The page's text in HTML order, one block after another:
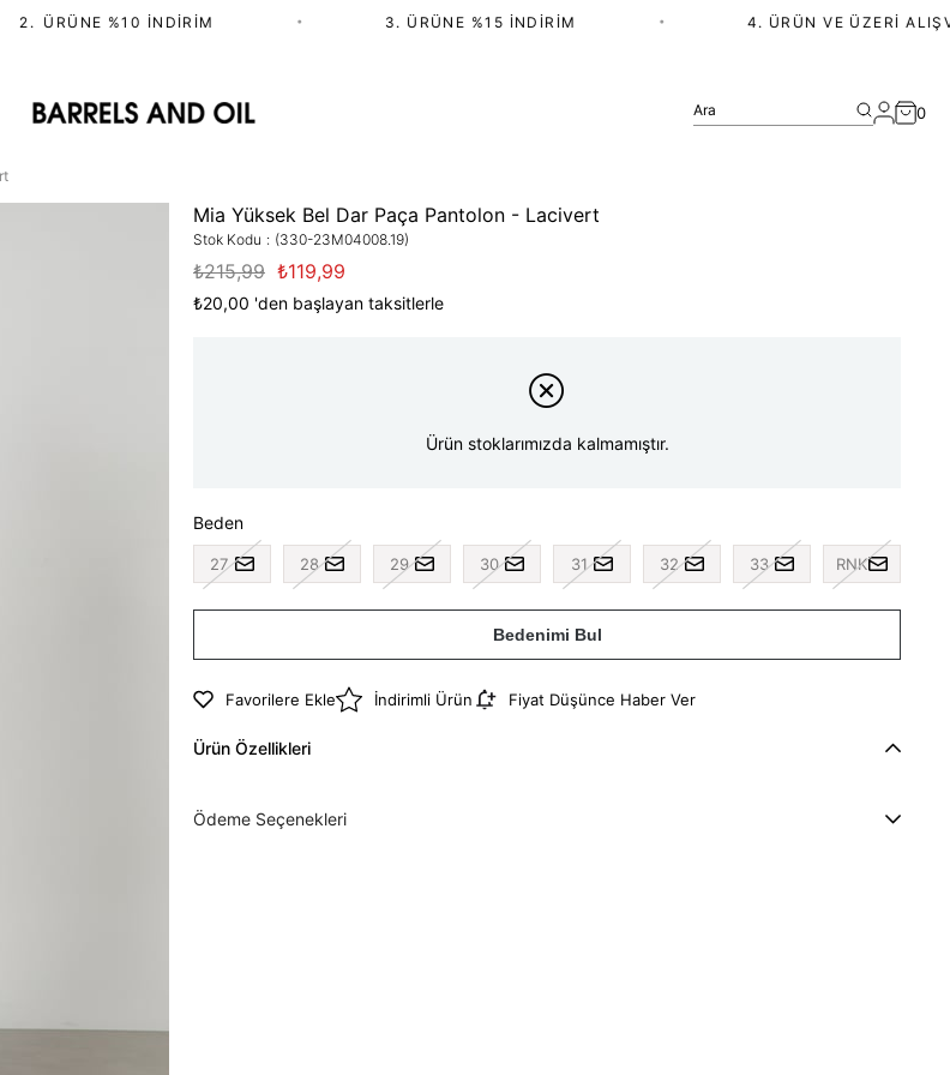
2.⁠ ⁠ÜRÜNE %10 İNDIRIM 3. ÜRÜNE %15 İNDIRIM 4. ÜRÜN VE ÜZERI
Ara 0
Mia Yüksek Bel Dar Paça Pantolon - Lacivert
Stok Kodu (330-23M04008.19)
₺215,99 ₺119,99
₺20,00 'den başlayan taksitlerle
Ürün stoklarımızda kalmamıştır.
Beden
27 28 29 30 31 32 33 RNK
Bedenimi Bul
Favorilere Ekle İndirimli Ürün Fiyat Düşünce Haber Ver
Ürün Özellikleri
Ödeme Seçenekleri